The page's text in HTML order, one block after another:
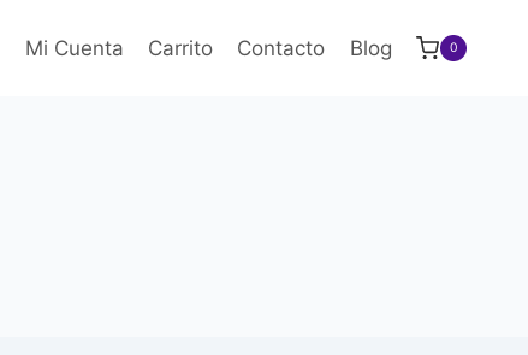
Mi Cuenta Carrito Contacto Blog 0